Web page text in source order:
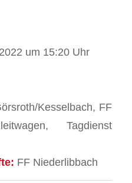
um 15:20 Uhr
Kesselbach, FF
Tagdienst
FF Niederlibbach